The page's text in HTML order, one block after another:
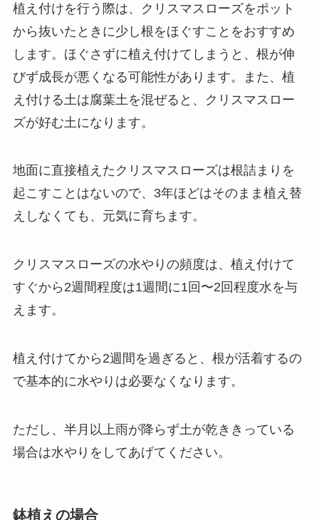
植え付けを行う際は、クリスマスローズをポット
から抜いたときに少し根をほぐすことをおすすめ
します。ほぐさずに植え付けてしまうと、根が伸
びず成長が悪くなる可能性があります。また、植
え付ける土は腐葉土を混ぜると、クリスマスロー
ズが好む土になります。
地面に直接植えたクリスマスローズは根詰まりを
起こすことはないので、3年ほどはそのまま植え替
えしなくても、元気に育ちます。
クリスマスローズの水やりの頻度は、植え付けて
すぐから2週間程度は1週間に1回〜2回程度水を与
えます。
植え付けてから2週間を過ぎると、根が活着するの
で基本的に水やりは必要なくなります。
ただし、 半月以上雨が降らず土が乾ききっている
場合は水やりをしてあげてください。
鉢植えの場合